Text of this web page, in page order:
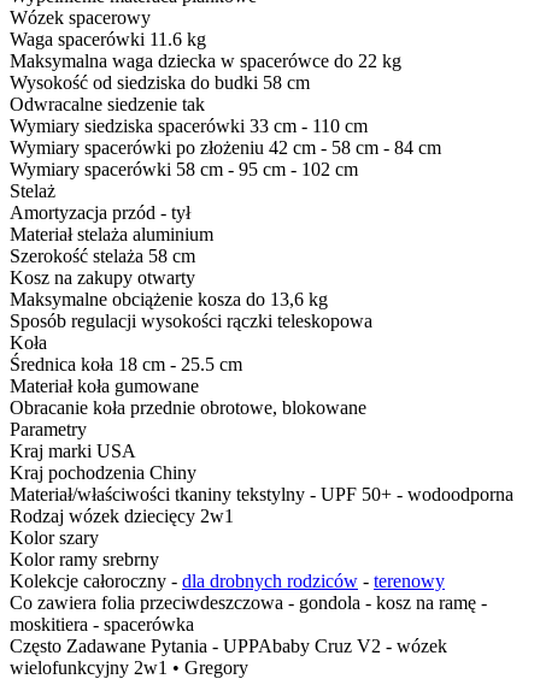
Wózek spacerowy
Waga spacerówki 11.6 kg
Maksymalna waga dziecka w spacerówce do 22 kg
Wysokość od siedziska do budki 58 cm
Odwracalne siedzenie tak
Wymiary siedziska spacerówki 33 cm - 110 cm
Wymiary spacerówki po złożeniu 42 cm - 58 cm - 84 cm
Wymiary spacerówki 58 cm - 95 cm - 102 cm
Stelaż
Amortyzacja przód - tył
Materiał stelaża aluminium
Szerokość stelaża 58 cm
Kosz na zakupy otwarty
Maksymalne obciążenie kosza do 13,6 kg
Sposób regulacji wysokości rączki teleskopowa
Koła
Średnica koła 18 cm - 25.5 cm
Materiał koła gumowane
Obracanie koła przednie obrotowe, blokowane
Parametry
Kraj marki USA
Kraj pochodzenia Chiny
Materiał/właściwości tkaniny tekstylny - UPF 50+ - wodoodporna
Rodzaj wózek dziecięcy 2w1
Kolor szary
Kolor ramy srebrny
Kolekcje całoroczny - dla drobnych rodziców - terenowy
Co zawiera folia przeciwdeszczowa - gondola - kosz na ramę -
moskitiera - spacerówka
Często Zadawane Pytania - UPPAbaby Cruz V2 - wózek
wielofunkcyjny 2w1 • Gregory